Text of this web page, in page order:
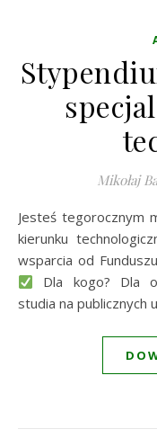
Mikołaj
Jesteś tegorocznym maturzystą i rozpoczynasz studia na
kierunku
wsparcia od
Dla kogo? Dla
studia na publicznych